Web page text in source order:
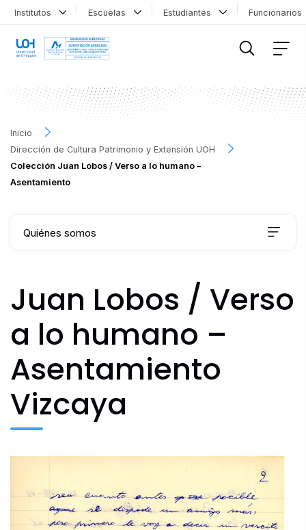
Institutos Escuelas Estudiantes
Inicio
Dirección de Cultura Patrimonio y Extensión UOH
Colección Juan Lobos / Verso a lo humano –
Asentamiento
Quiénes somos
Archivo Fotográfico y Documental
Historial
Juan Lobos / Verso
a lo humano –
Asentamiento
Vizcaya